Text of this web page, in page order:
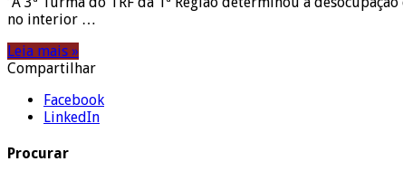
no interior …
Leia mais »
Compartilhar
Facebook
LinkedIn
Procurar